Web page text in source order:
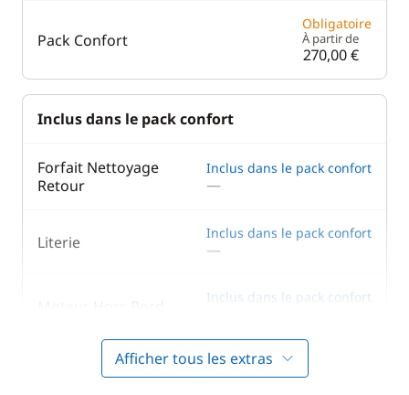
Pack Confort
Obligatoire
À partir de
270,00 €
Inclus dans le pack confort
Forfait Nettoyage
Retour
Inclus dans le pack confort
—
Literie Inclus dans le pack confort
—
Inclus dans le pack confort
Serviettes Inclus dans le pack confort
—
Afficher tous les extras